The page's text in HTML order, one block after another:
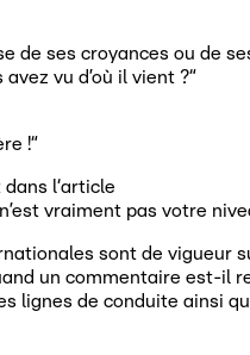
de ses croyances ou de
vu d’où il vient ?“
!“
l‘article
vraiment pas votre
sont de vigueur
un commentaire est-il
lignes de conduite ainsi